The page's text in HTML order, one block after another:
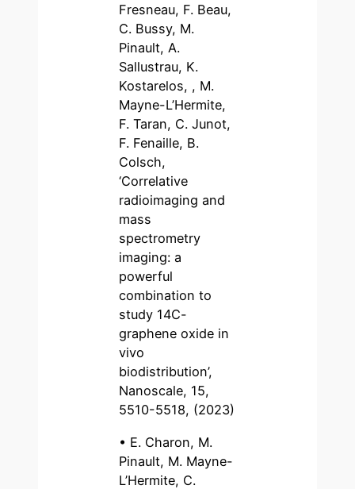
Fresneau, F. Beau,
C. Bussy, M.
Pinault, A.
Sallustrau, K.
Kostarelos, , M.
Mayne-L’Hermite,
F. Taran, C. Junot,
F. Fenaille, B.
Colsch,
‘Correlative
radioimaging and
mass
spectrometry
imaging: a
powerful
combination to
study 14C-
graphene oxide in
vivo
biodistribution’,
Nanoscale, 15,
5510-5518, (2023)
• E. Charon, M.
Pinault, M. Mayne-
L’Hermite, C.